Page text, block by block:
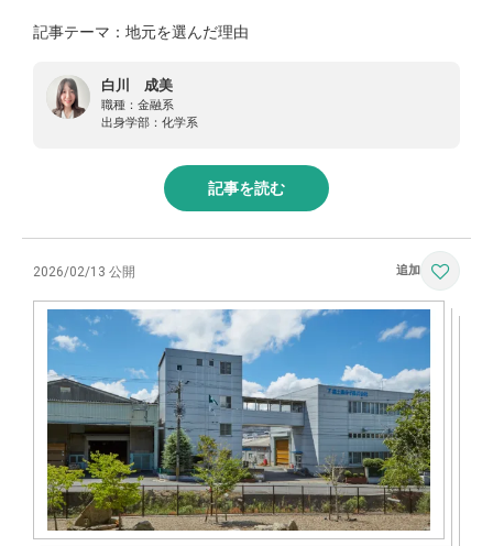
記事テーマ：地元を選んだ理由
白川 成美
職種： 金融系
出身学部： 化学系
記事を読む
2026/02/13 公開